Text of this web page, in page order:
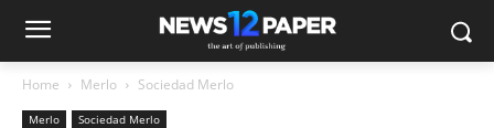
Home Merlo Sociedad Merlo
Merlo Sociedad Merlo